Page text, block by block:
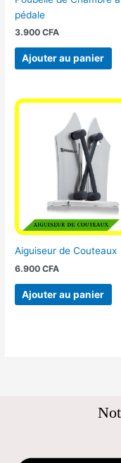
pédale
3.900CFA
Ajouter au panier
Aiguiseur de Couteaux
6.900CFA
Ajouter au panier